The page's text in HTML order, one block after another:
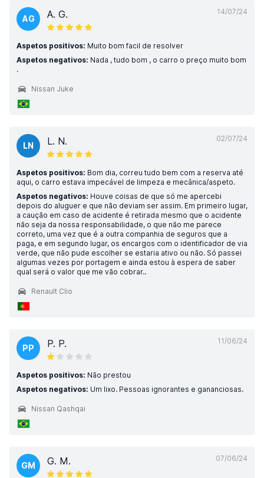
14/07/24
AG A. G.
Aspetos positivos: Muito bom facil de resolver
Aspetos negativos: Nada , tudo bom , o carro o preço muito bom
.
Nissan Juke
02/07/24
LN L. N.
Aspetos positivos: Bom dia, correu tudo bem com a reserva até
aqui, o carro estava impecável de limpeza e mecânica/aspeto.
Aspetos negativos: Houve coisas de que só me apercebi
depois do aluguer e que não deviam ser assim. Em primeiro lugar,
a caução em caso de acidente é retirada mesmo que o acidente
não seja da nossa responsabilidade, o que não me parece
correto, uma vez que é a outra companhia de seguros que a
paga, e em segundo lugar, os encargos com o identificador de via
verde, que não pude escolher se estaria ativo ou não. Só passei
algumas vezes por portagem e ainda estou à espera de saber
qual será o valor que me vão cobrar..
Renault Clio
11/06/24
PP P. P.
Aspetos positivos: Não prestou
Aspetos negativos: Um lixo. Pessoas ignorantes e gananciosas.
Nissan Qashqai
07/06/24
GM G. M.